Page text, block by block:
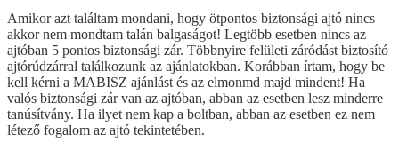
Amikor azt találtam mondani, hogy ötpontos biztonsági ajtó nincs
akkor nem mondtam talán balgaságot! Legtöbb esetben nincs az
ajtóban 5 pontos biztonsági zár. Többnyire felületi záródást biztosító
ajtórúdzárral találkozunk az ajánlatokban. Korábban írtam, hogy be
kell kérni a MABISZ ajánlást és az elmonmd majd mindent! Ha
valós biztonsági zár van az ajtóban, abban az esetben lesz minderre
tanúsítvány. Ha ilyet nem kap a boltban, abban az esetben ez nem
létező fogalom az ajtó tekintetében.